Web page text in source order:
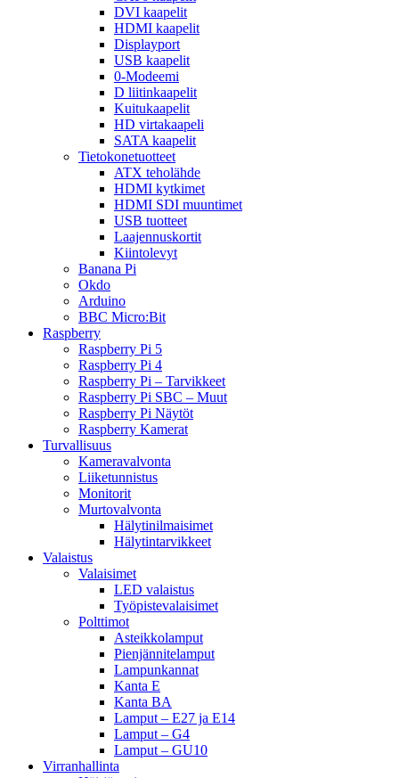
DVI kaapelit
HDMI kaapelit
Displayport
USB kaapelit
0-Modeemi
D liitinkaapelit
Kuitukaapelit
HD virtakaapeli
SATA kaapelit
Tietokonetuotteet
ATX teholähde
HDMI kytkimet
HDMI SDI muuntimet
USB tuotteet
Laajennuskortit
Kiintolevyt
Banana Pi
Okdo
Arduino
BBC Micro:Bit
Raspberry
Raspberry Pi 5
Raspberry Pi 4
Raspberry Pi – Tarvikkeet
Raspberry Pi SBC – Muut
Raspberry Pi Näytöt
Raspberry Kamerat
Turvallisuus
Kameravalvonta
Liiketunnistus
Monitorit
Murtovalvonta
Hälytinilmaisimet
Hälytintarvikkeet
Valaistus
Valaisimet
LED valaistus
Työpistevalaisimet
Polttimot
Asteikkolamput
Pienjännitelamput
Lampunkannat
Kanta E
Kanta BA
Lamput – E27 ja E14
Lamput – G4
Lamput – GU10
Virranhallinta